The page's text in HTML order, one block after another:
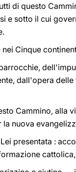
di questo
e sotto il cui
Cinque
dall'opera
Cammino, alla
nuova
presentata :